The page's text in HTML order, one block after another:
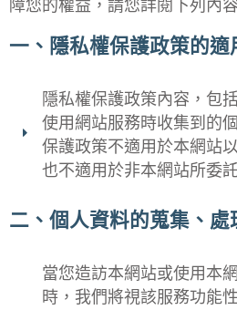
障您的權益，請您詳閱下列內容
一、隱私權保護政策的適
隱私權保護政策內容，包
使用網站服務時收集到的
保護政策不適用於本網站
也不適用於非本網站所委
二、個人資料的蒐集、
當您造訪本網站或使用本
時，我們將視該服務功能